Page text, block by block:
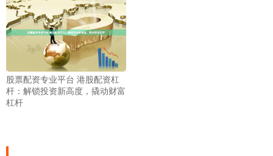
股票配资专业平台 港股配资杠
杆：解锁投资新高度，撬动财富
杠杆